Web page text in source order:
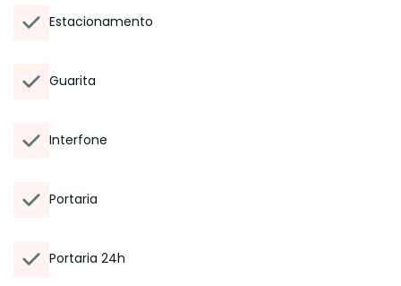
Estacionamento
Guarita
Interfone
Portaria
Portaria 24h